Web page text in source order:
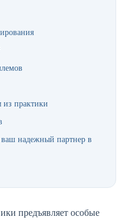
практики
надежный партнер в
предъявляет особые